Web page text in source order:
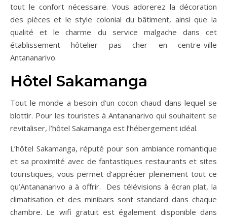
tout le confort nécessaire. Vous adorerez la décoration
des pièces et le style colonial du bâtiment, ainsi que la
qualité et le charme du service malgache dans cet
établissement hôtelier pas cher en centre-ville
Antananarivo.
Hôtel Sakamanga
Tout le monde a besoin d’un cocon chaud dans lequel se
blottir. Pour les touristes à Antananarivo qui souhaitent se
revitaliser, l’hôtel Sakamanga est l’hébergement idéal.
L’hôtel Sakamanga, réputé pour son ambiance romantique
et sa proximité avec de fantastiques restaurants et sites
touristiques, vous permet d’apprécier pleinement tout ce
qu’Antananarivo a à offrir. Des télévisions à écran plat, la
climatisation et des minibars sont standard dans chaque
chambre. Le wifi gratuit est également disponible dans